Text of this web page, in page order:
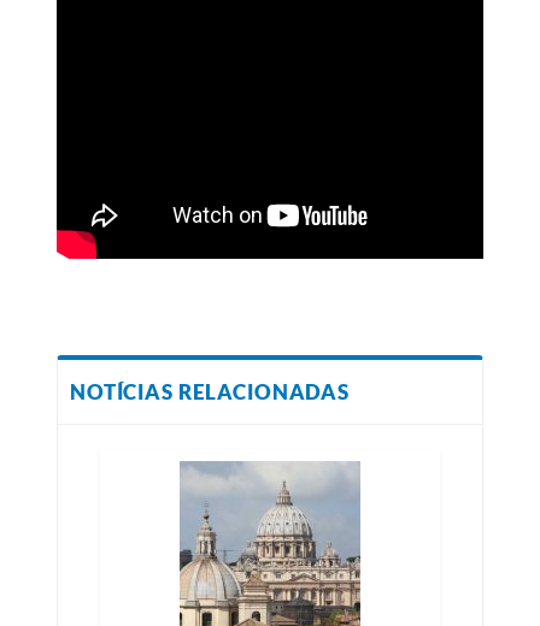
NOTÍCIAS RELACIONADAS